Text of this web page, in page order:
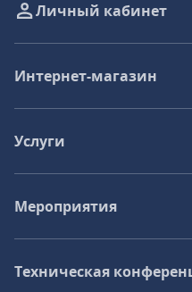
Личный кабинет
Интернет-магазин
Услуги
Мероприятия
Техническая